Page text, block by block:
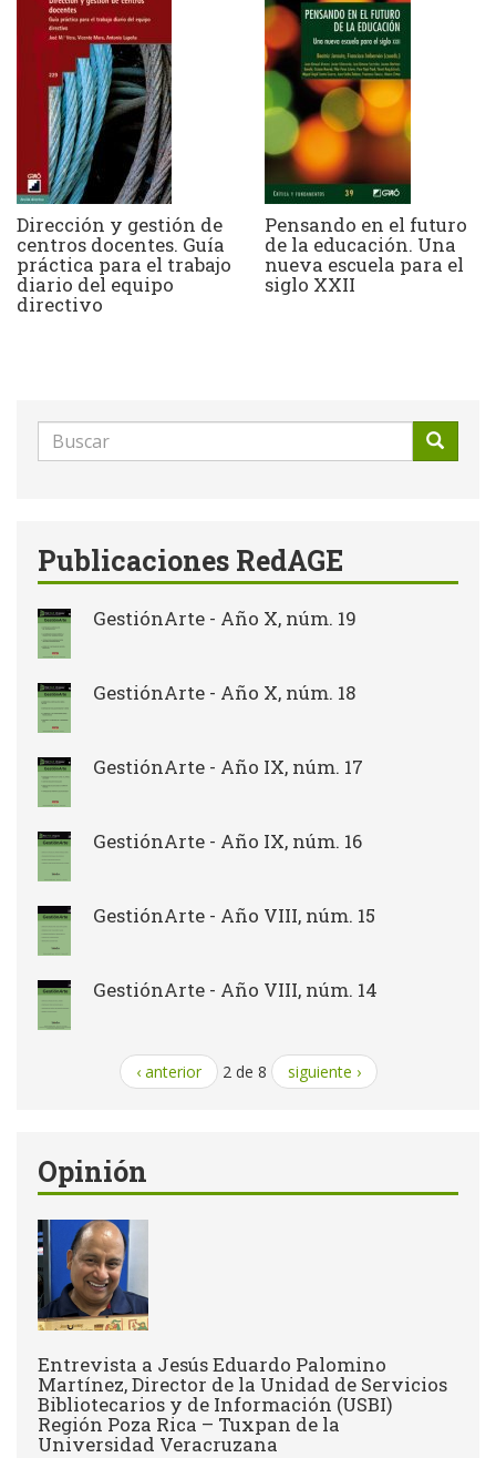
Dirección y gestión de
centros docentes. Guía
práctica para el trabajo
diario del equipo
directivo
Pensando en el futuro
de la educación. Una
nueva escuela para el
siglo XXII
Formulario
de
Publicaciones RedAGE
GestiónArte - Año X, núm. 19
GestiónArte - Año X, núm. 18
GestiónArte - Año IX, núm. 17
GestiónArte - Año IX, núm. 16
GestiónArte - Año VIII, núm. 15
GestiónArte - Año VIII, núm. 14
‹ anterior 2 de 8 siguiente ›
Opinión
Entrevista a Jesús Eduardo Palomino
Martínez, Director de la Unidad de Servicios
Bibliotecarios y de Información (USBI)
Región Poza Rica – Tuxpan de la
Universidad Veracruzana